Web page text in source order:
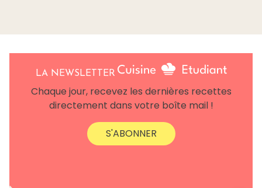
LA NEWSLETTER
Chaque jour, recevez les dernières recettes
directement dans votre boîte mail !
S'ABONNER